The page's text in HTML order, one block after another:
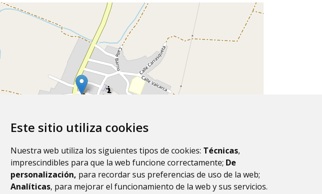
Este sitio utiliza cookies
Nuestra web utiliza los siguientes tipos de cookies: Técnicas,
imprescindibles para que la web funcione correctamente; De
personalización, para recordar sus preferencias de uso de la web;
Analíticas, para mejorar el funcionamiento de la web y sus servicios.
Leaflet| ©OpenStreetMap contributors.